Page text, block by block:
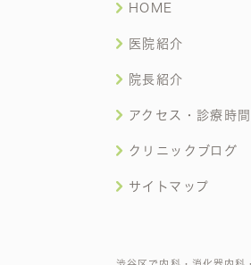
HOME
医院紹介
院長紹介
アクセス・診療時間
クリニックブログ
サイトマップ